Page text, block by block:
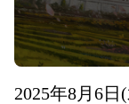
2025年8月6